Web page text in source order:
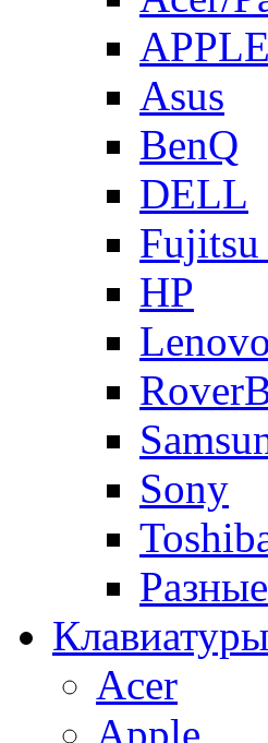
APPLE
Asus
BenQ
DELL
Fujitsu
HP
Lenovo
Sony
Разные
Клавиатуры
Acer
Apple